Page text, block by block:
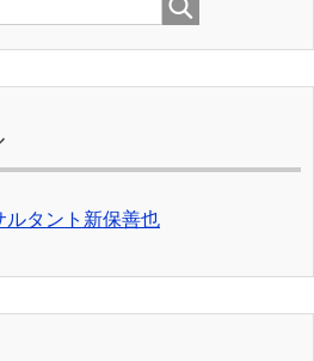
ルタント新保善也